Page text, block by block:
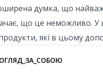
думка, що
що це неможливо. У
які в цьому